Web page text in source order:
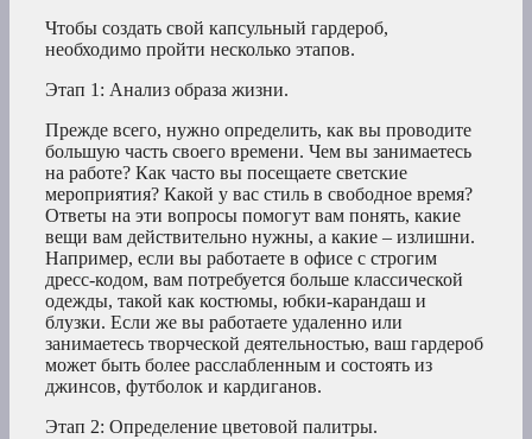
Чтобы создать свой капсульный гардероб,
необходимо пройти несколько этапов.
Этап 1: Анализ образа жизни.
Прежде всего, нужно определить, как вы проводите
большую часть своего времени. Чем вы занимаетесь
на работе? Как часто вы посещаете светские
мероприятия? Какой у вас стиль в свободное время?
Ответы на эти вопросы помогут вам понять, какие
вещи вам действительно нужны, а какие – излишни.
Например, если вы работаете в офисе с строгим
дресс-кодом, вам потребуется больше классической
одежды, такой как костюмы, юбки-карандаш и
блузки. Если же вы работаете удаленно или
занимаетесь творческой деятельностью, ваш гардероб
может быть более расслабленным и состоять из
джинсов, футболок и кардиганов.
Этап 2: Определение цветовой палитры.